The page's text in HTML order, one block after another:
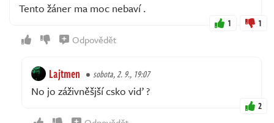
Tento žáner ma moc nebaví .
1 1
Odpovědět
Lajtmen sobota, 2. 9., 19:07
No jo záživněšjší csko viď ?
2